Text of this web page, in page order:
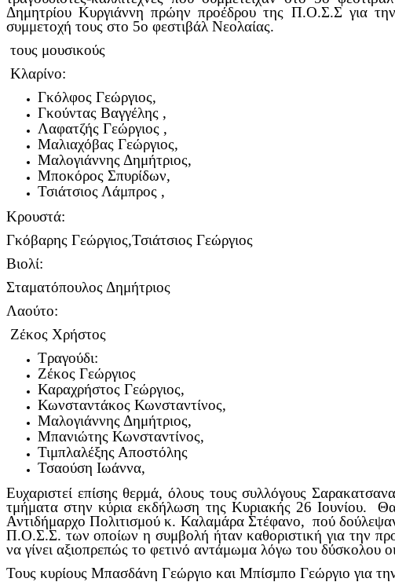
Δημητρίου Κυργιάννη πρώην προέδρου της Π.Ο.Σ.Σ για
συμμετοχή τους στο 5ο φεστιβάλ Νεολαίας.
τους μουσικούς
Κλαρίνο:
Γκόλφος Γεώργιος,
Γκούντας Βαγγέλης ,
Λαφατζής Γεώργιος ,
Μαλιαχόβας Γεώργιος,
Μαλογιάννης Δημήτριος,
Μποκόρος Σπυρίδων,
Τσιάτσιος Λάμπρος ,
Κρουστά:
Γκόβαρης Γεώργιος,Τσιάτσιος Γεώργιος
Βιολί:
Σταματόπουλος Δημήτριος
Λαούτο:
Ζέκος Χρήστος
Τραγούδι:
Ζέκος Γεώργιος
Καραχρήστος Γεώργιος,
Κωνσταντάκος Κωνσταντίνος,
Μαλογιάννης Δημήτριος,
Μπανιώτης Κωνσταντίνος,
Τιμπλαλέξης Αποστόλης
Τσαούση Ιωάννα,
Ευχαριστεί επίσης θερμά, όλους τους συλλόγους
τμήματα στην κύρια εκδήλωση της Κυριακής 26 Ιουνίου.
Αντιδήμαρχο Πολιτισμού κ. Καλαμάρα Στέφανο, πού
Π.Ο.Σ.Σ. των οποίων η συμβολή ήταν καθοριστική για την
να γίνει αξιοπρεπώς το φετινό αντάμωμα λόγω του δύσκολου
Τους κυρίους Μπασδάνη Γεώργιο και Μπίσμπο Γεώργιο για